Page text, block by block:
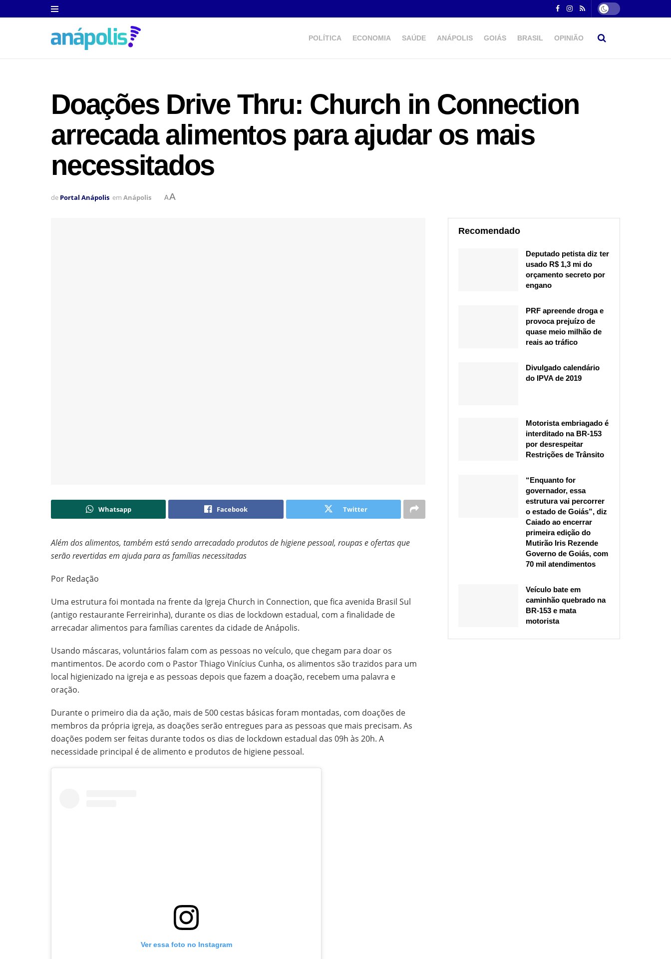
POLÍTICA ECONOMIA SAÚDE ANÁPOLIS GOIÁS BRASIL OPINIÃO
Doações Drive Thru: Church in Connection
arrecada alimentos para ajudar os mais
necessitados
de Portal Anápolis em Anápolis AA
Whatsapp Facebook Twitter
Além dos alimentos, também está sendo arrecadado produtos de higiene pessoal, roupas e ofertas que
serão revertidas em ajuda para as famílias necessitadas
Por Redação
Uma estrutura foi montada na frente da Igreja Church in Connection, que fica avenida Brasil Sul
(antigo restaurante Ferreirinha), durante os dias de lockdown estadual, com a finalidade de
arrecadar alimentos para famílias carentes da cidade de Anápolis.
Usando máscaras, voluntários falam com as pessoas no veículo, que chegam para doar os
mantimentos. De acordo com o Pastor Thiago Vinícius Cunha, os alimentos são trazidos para um
local higienizado na igreja e as pessoas depois que fazem a doação, recebem uma palavra e
oração.
Durante o primeiro dia da ação, mais de 500 cestas básicas foram montadas, com doações de
membros da própria igreja, as doações serão entregues para as pessoas que mais precisam. As
doações podem ser feitas durante todos os dias de lockdown estadual das 09h às 20h. A
necessidade principal é de alimento e produtos de higiene pessoal.
Ver essa foto no Instagram
Recomendado
Deputado petista diz ter
usado R$ 1,3 mi do
orçamento secreto por
engano
PRF apreende droga e
provoca prejuízo de
quase meio milhão de
reais ao tráfico
Divulgado calendário
do IPVA de 2019
Motorista embriagado é
interditado na BR-153
por desrespeitar
Restrições de Trânsito
“Enquanto for
governador, essa
estrutura vai percorrer
o estado de Goiás”, diz
Caiado ao encerrar
primeira edição do
Mutirão Iris Rezende
Governo de Goiás, com
70 mil atendimentos
Veículo bate em
caminhão quebrado na
BR-153 e mata
motorista